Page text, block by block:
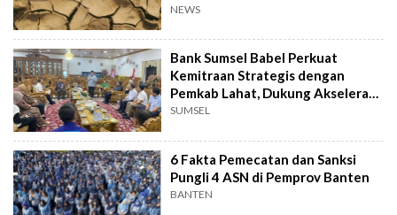
NEWS
Bank Sumsel Babel Perkuat
Kemitraan Strategis dengan
Pemkab Lahat, Dukung Akselerasi
Ekonomi Daerah
SUMSEL
6 Fakta Pemecatan dan Sanksi
Pungli 4 ASN di Pemprov Banten
BANTEN